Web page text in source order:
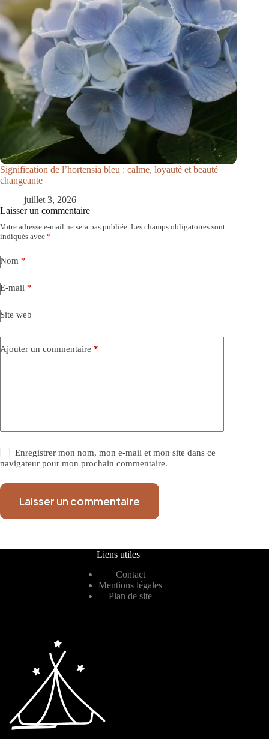
Signification de l’hortensia bleu : calme, loyauté et beauté
changeante
juillet 3, 2026
Laisser un commentaire
Votre adresse e-mail ne sera pas publiée. Les champs obligatoires sont
indiqués avec *
Nom *
E-mail *
Site web
Ajouter un commentaire *
Enregistrer mon nom, mon e-mail et mon site dans ce
navigateur pour mon prochain commentaire.
Laisser un commentaire
Liens utiles
Contact
Mentions légales
Plan de site